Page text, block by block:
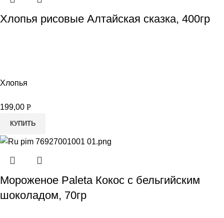
Хлопья рисовые Алтайская сказка, 400гр
Хлопья
199,00 Р
КУПИТЬ
Мороженое Paleta Кокос с бельгийским
шоколадом, 70гр